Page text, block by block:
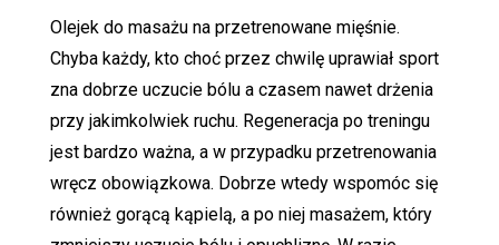
Olejek do masażu na przetrenowane mięśnie.
Chyba każdy, kto choć przez chwilę uprawiał sport
zna dobrze uczucie bólu a czasem nawet drżenia
przy jakimkolwiek ruchu. Regeneracja po treningu
jest bardzo ważna, a w przypadku przetrenowania
wręcz obowiązkowa. Dobrze wtedy wspomóc się
również gorącą kąpielą, a po niej masażem, który